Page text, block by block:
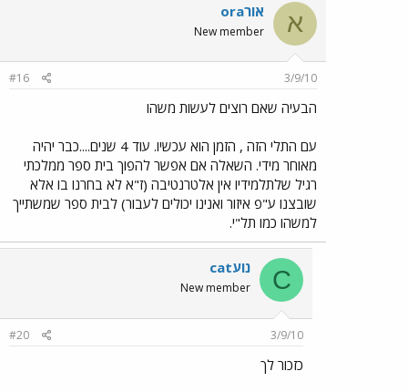
א אורora
New member
3/9/10
#16
הבעיה שאם רוצים לעשות משהו
עם התלי הזה , הזמן הוא עכשיו. עוד 4 שנים....כבר יהיה
מאוחר מידי. השאלה אם אפשר להפוך בית ספר ממלכתי
רגיל שלתלמידיו אין אלטרנטיבה (ז"א לא בחרנו בו אלא
שובצנו ע"פ איזור ואנינו יכולים לעבור) לבית ספר שמשתייך
למשהו כמו תל"י.
C catנוע
New member
3/9/10
#20
כזכור לך